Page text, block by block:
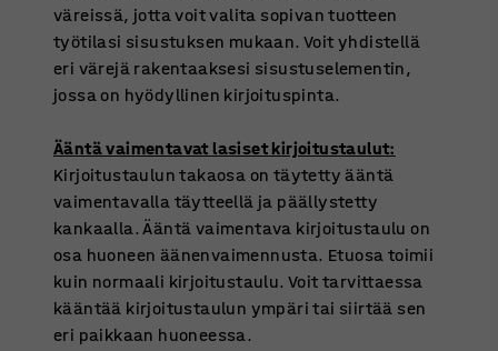
väreissä, jotta voit valita sopivan tuotteen
työtilasi sisustuksen mukaan. Voit yhdistellä
eri värejä rakentaaksesi sisustuselementin,
jossa on hyödyllinen kirjoituspinta.
Ääntä vaimentavat lasiset kirjoitustaulut:
Kirjoitustaulun takaosa on täytetty ääntä
vaimentavalla täytteellä ja päällystetty
kankaalla. Ääntä vaimentava kirjoitustaulu on
osa huoneen äänenvaimennusta. Etuosa toimii
kuin normaali kirjoitustaulu. Voit tarvittaessa
kääntää kirjoitustaulun ympäri tai siirtää sen
eri paikkaan huoneessa.